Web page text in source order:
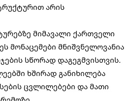
არის
მიმავალი ქართველი
მონაცემები მნიშვნელოვანია
სწორად დაგეგმვისთვის.
ხშირად განიხილება
ცვლილებები და მათი